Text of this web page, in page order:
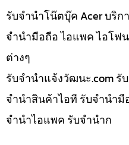
รับจำนำโน๊ตบุ๊ค Acer บริ
จำนำมือถือ ไอแพค ไอโฟ
ต่างๆ
รับจํานําแจ้งวัฒนะ.com รั
จำนำสินค้าไอที รับจำนำ
จำนำไอแพค รับจำนำก